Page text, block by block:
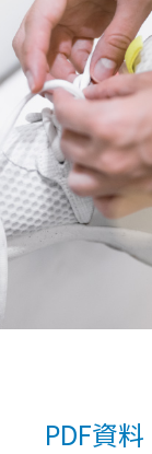
PDF資